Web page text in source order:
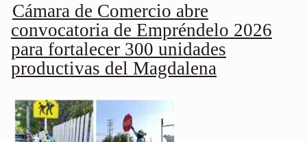
Cámara de Comercio abre
convocatoria de Empréndelo 2026
para fortalecer 300 unidades
productivas del Magdalena